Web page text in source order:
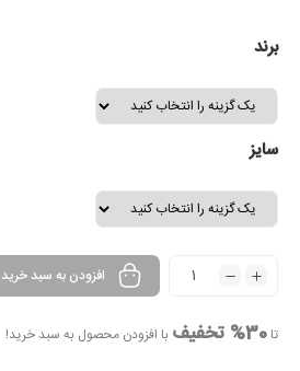
برند
سایز
افزودن به سبد خرید
تا 30% تخفیف با افزودن محصول به سبد خرید!